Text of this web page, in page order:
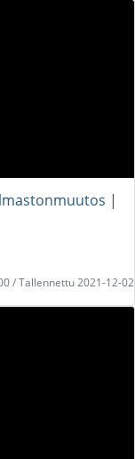
|
/ Tallennettu 2021-12-02